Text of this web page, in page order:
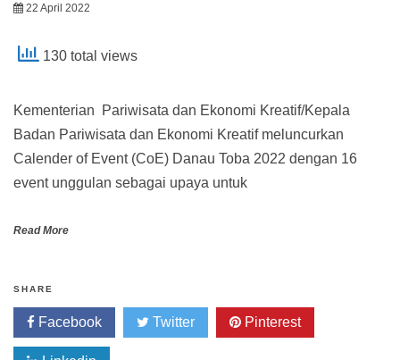
22 April 2022
130 total views
Kementerian Pariwisata dan Ekonomi Kreatif/Kepala
Badan Pariwisata dan Ekonomi Kreatif meluncurkan
Calender of Event (CoE) Danau Toba 2022 dengan 16
event unggulan sebagai upaya untuk
Read More
SHARE
Facebook Twitter Pinterest